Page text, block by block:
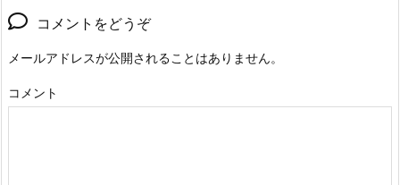
コメントをどうぞ
メールアドレスが公開されることはありません。
コメント